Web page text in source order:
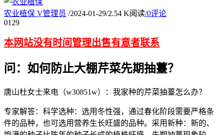
农业植保 V管理员 /2024-01-29/2.54 K阅读/0评论
01 29
本网站没有时间管理出售有意者联系
问：如何防止大棚芹菜先期抽薹？
唐山杜女士来电（w30851w）：我家种的芹菜抽薹怎么办？
专家解答：科学选种：选用冬性强，通过春化阶段需要严格条
件的品种，也可选用营养生长旺盛的品种。采用新种：新的、